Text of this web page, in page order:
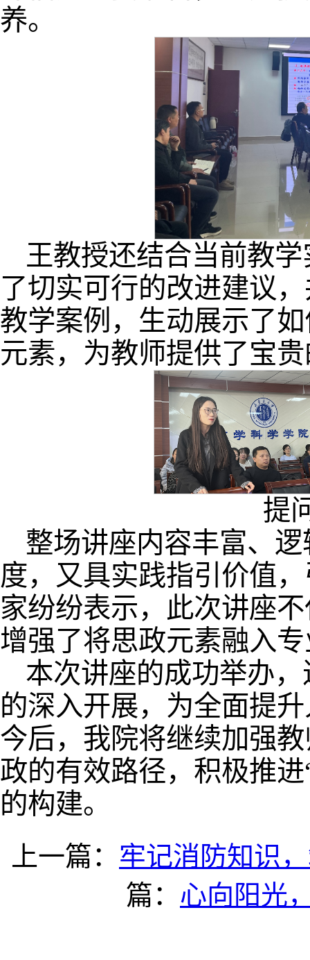
养。
王教授还结合当前教
了切实可行的改进建议
教学案例，生动展示了
元素，为教师提供了宝
提
整场讲座内容丰富、
度，又具实践指引价值
家纷纷表示，此次讲座
增强了将思政元素融入
本次讲座的成功举办
的深入开展，为全面提
今后，我院将继续加强
政的有效路径，积极推
的构建。
上一篇： 牢记消防知识
篇： 心向阳光